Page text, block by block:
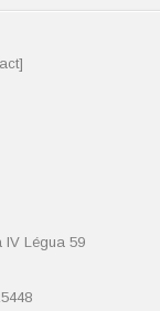
Légua 59